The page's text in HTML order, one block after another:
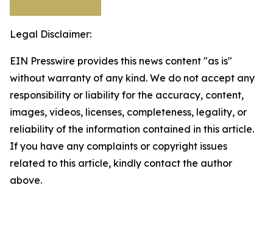
Legal Disclaimer:
EIN Presswire provides this news content "as is"
without warranty of any kind. We do not accept any
responsibility or liability for the accuracy, content,
images, videos, licenses, completeness, legality, or
reliability of the information contained in this article.
If you have any complaints or copyright issues
related to this article, kindly contact the author
above.